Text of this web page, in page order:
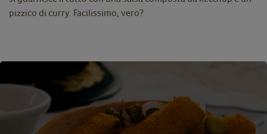
pizzico di curry. Facilissimo, vero?